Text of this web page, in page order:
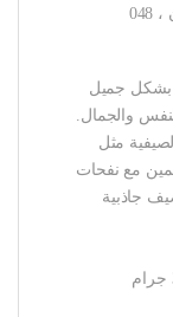
بشكل جميل
والجمال.
مثل
مع نفحات
جاذبية